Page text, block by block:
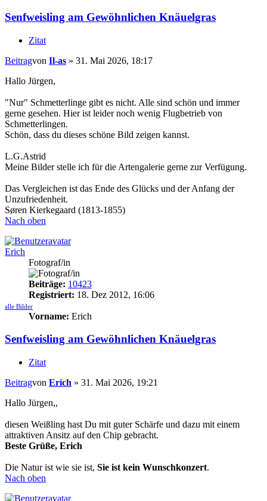
Senfweisling am Gewöhnlichen Knäuelgras
Zitat
Beitragvon Il-as » 31. Mai 2026, 18:17
Hallo Jürgen,
"Nur" Schmetterlinge gibt es nicht. Alle sind schön und immer
gerne gesehen. Hier ist leider noch wenig Flugbetrieb von
Schmetterlingen.
Schön, dass du dieses schöne Bild zeigen kannst.
L.G.Astrid
Meine Bilder stelle ich für die Artengalerie gerne zur Verfügung.
Das Vergleichen ist das Ende des Glücks und der Anfang der
Unzufriedenheit.
Søren Kierkegaard (1813-1855)
Nach oben
Erich
Fotograf/in
Beiträge: 10423
Registriert: 18. Dez 2012, 16:06
alle Bilder
Vorname: Erich
Senfweisling am Gewöhnlichen Knäuelgras
Zitat
Beitragvon Erich » 31. Mai 2026, 19:21
Hallo Jürgen,,
diesen Weißling hast Du mit guter Schärfe und dazu mit einem
attraktiven Ansitz auf den Chip gebracht.
Beste Grüße, Erich
Die Natur ist wie sie ist, Sie ist kein Wunschkonzert.
Nach oben